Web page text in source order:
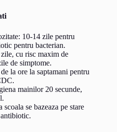
10-14 zile pentru
pentru bacterian.
cu risc maxim de
de simptome.
la ore la saptamani pentru
mainilor 20 secunde,
se bazeaza pe stare